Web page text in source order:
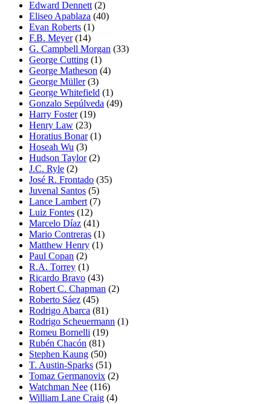
Edward Dennett (2)
Eliseo Apablaza (40)
Evan Roberts (1)
F.B. Meyer(14)
G. Campbell Morgan (33)
George Cutting (1)
George Matheson (4)
George Müller(3)
George Whitefield (1)
Gonzalo Sepúlveda (49)
Harry Foster(19)
Henry Law (23)
Horatius Bonar(1)
Hoseah Wu (3)
Hudson Taylor(2)
J.C. Ryle (2)
José R. Frontado (35)
Juvenal Santos (5)
Lance Lambert (7)
Luiz Fontes (12)
Marcelo Díaz (41)
Mario Contreras (1)
Matthew Henry (1)
Paul Copan (2)
R.A. Torrey (1)
Ricardo Bravo (43)
Robert C. Chapman (2)
Roberto Sáez (45)
Rodrigo Abarca (81)
Rodrigo Scheuermann (1)
Romeu Bornelli (19)
Rubén Chacón (81)
Stephen Kaung (50)
T. Austin-Sparks (51)
Tomaz Germanovix (2)
Watchman Nee (116)
William Lane Craig (4)